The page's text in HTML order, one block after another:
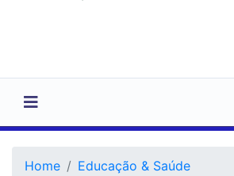
Home
Educação & Saúde